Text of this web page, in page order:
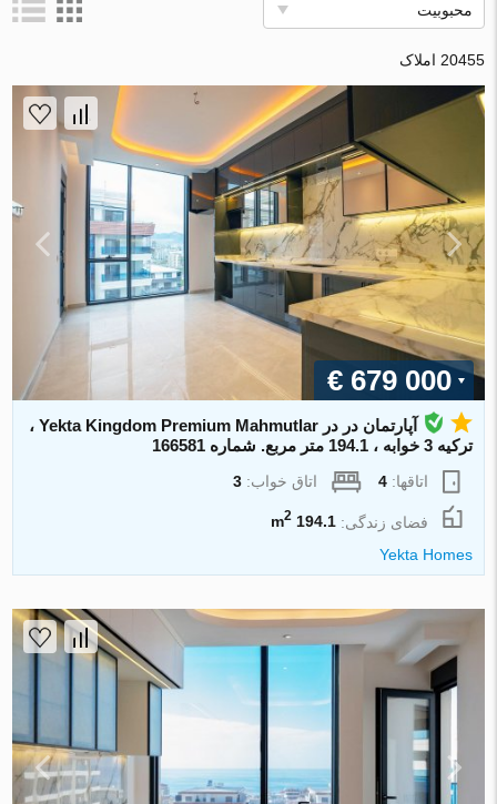
محبوبیت
20455 املاک
€ 679 000
آپارتمان در در Yekta Kingdom Premium Mahmutlar ،
ترکیه 3 خوابه ، 194.1 متر مربع. شماره 166581
اتاقها:4 اتاق خواب:3
فضای زندگی:194.1 m
2
Yekta Homes